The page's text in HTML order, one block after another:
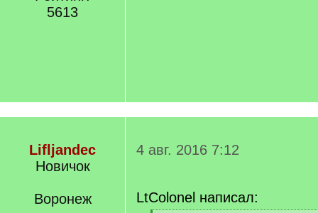
5613
Lifljandec
Новичок
Воронеж
4 авг. 2016 7:12
LtColonel написал: